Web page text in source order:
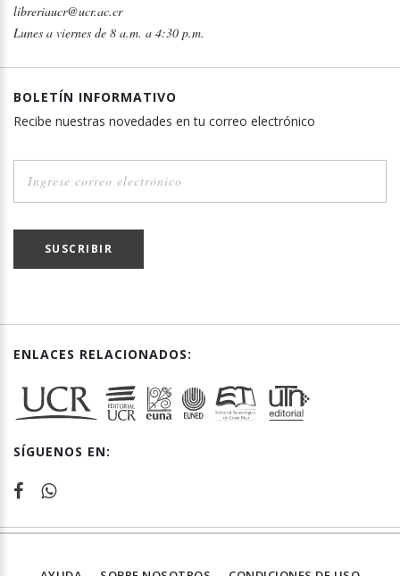
libreriaucr@ucr.ac.cr
Lunes a viernes de 8 a.m. a 4:30 p.m.
BOLETÍN INFORMATIVO
Recibe nuestras novedades en tu correo electrónico
SUSCRIBIR
ENLACES RELACIONADOS:
SÍGUENOS EN: